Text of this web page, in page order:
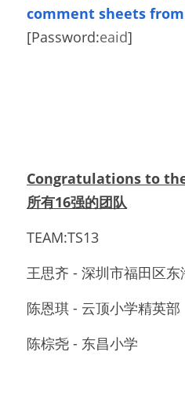
comment sheets
[Password:eaid]
Congratulations to
所有16强的团队
TEAM:TS13
王思齐 - 深圳市福田区东
陈恩琪 - 云顶小学精英部
陈棕尧 - 东昌小学